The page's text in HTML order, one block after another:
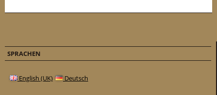
SPRACHEN
English (UK) Deutsch